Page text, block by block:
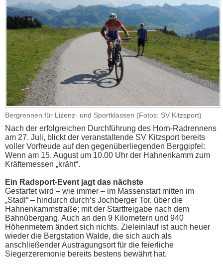
Bergrennen für Lizenz- und Sportklassen (Fotos: SV Kitzsport)
Nach der erfolgreichen Durchführung des Horn-Radrennens
am 27. Juli, blickt der veranstaltende SV Kitzsport bereits
voller Vorfreude auf den gegenüberliegenden Berggipfel:
Wenn am 15. August um 10.00 Uhr der Hahnenkamm zum
Kräftemessen „kräht“.
Ein Radsport-Event jagt das nächste
Gestartet wird – wie immer – im Massenstart mitten im
„Stadl“ – hindurch durch‘s Jochberger Tor, über die
Hahnenkammstraße; mit der Startfreigabe nach dem
Bahnübergang. Auch an den 9 Kilometern und 940
Höhenmetern ändert sich nichts. Zieleinlauf ist auch heuer
wieder die Bergstation Walde, die sich auch als
anschließender Austragungsort für die feierliche
Siegerzeremonie bereits bestens bewährt hat.